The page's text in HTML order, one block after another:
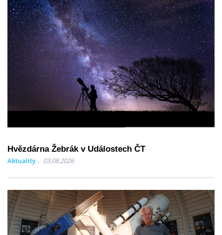
Hvězdárna Žebrák v Událostech ČT
Aktuality 03.08.2026